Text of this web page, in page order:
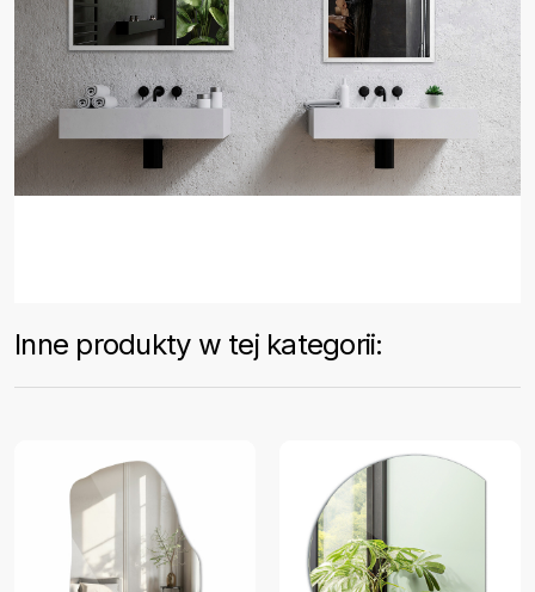
Inne produkty w tej kategorii: